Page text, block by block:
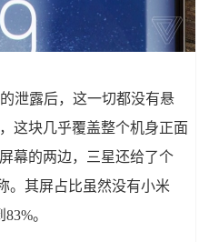
泄露后，这一切都没有悬
这块几乎覆盖整个机身正面
幕的两边，三星还给了个
。其屏占比虽然没有小米
。